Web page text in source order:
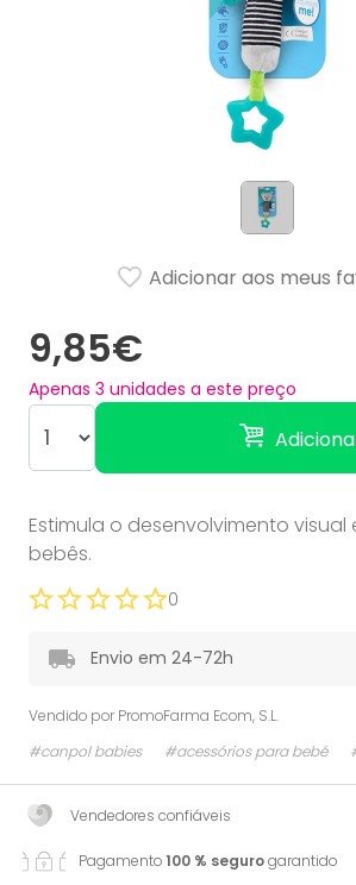
9,85€
Apenas 3 unidades a este preço
Adicionar aos meus
Estimula o desenvolvimento
bebês.
0
Envio em 24-72h
Vendido por PromoFarma Ecom, S.L.
#canpol babies
#acessórios para bebé
Vendedores confiáveis
Pagamento100 % segurogarantido